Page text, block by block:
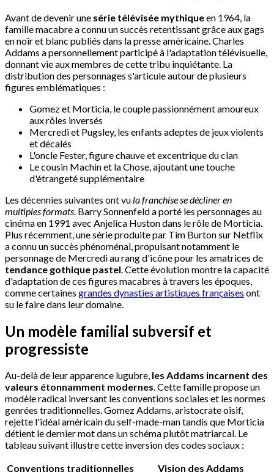
Avant de devenir une série télévisée mythiqueen 1964, la
famille macabre a connu un succès retentissant grâce aux gags
en noir et blanc publiés dans la presse américaine. Charles
Addams a personnellement participé à l'adaptation télévisuelle,
donnant vie aux membres de cette tribu inquiétante. La
distribution des personnages s'articule autour de plusieurs
figures emblématiques :
Gomez et Morticia, le couple passionnément amoureux
aux rôles inversés
Mercredi et Pugsley, les enfants adeptes de jeux violents
et décalés
L'oncle Fester, figure chauve et excentrique du clan
Le cousin Machin et la Chose, ajoutant une touche
d'étrangeté supplémentaire
Les décennies suivantes ont vu la franchise se décliner en
multiples formats . Barry Sonnenfeld a porté les personnages au
cinéma en 1991 avec Anjelica Huston dans le rôle de Morticia.
Plus récemment, une série produite par Tim Burton sur Netflix
a connu un succès phénoménal, propulsant notamment le
personnage de Mercredi au rang d'icône pour les amatrices de
tendance gothique pastel . Cette évolution montre la capacité
d'adaptation de ces figures macabres à travers les époques,
comme certaines grandes dynasties artistiques françaises ont
su le faire dans leur domaine.
Un modèle familial subversif et
progressiste
Au-delà de leur apparence lugubre, les Addams incarnent des
valeurs étonnamment modernes. Cette famille propose un
modèle radical inversant les conventions sociales et les normes
genrées traditionnelles. Gomez Addams, aristocrate oisif,
rejette l'idéal américain du self-made-man tandis que Morticia
détient le dernier mot dans un schéma plutôt matriarcal. Le
tableau suivant illustre cette inversion des codes sociaux :
Conventions traditionnelles
Vision des Addams